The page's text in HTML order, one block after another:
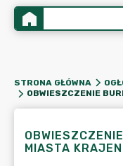
STRONA GŁÓWNA
MIASTA